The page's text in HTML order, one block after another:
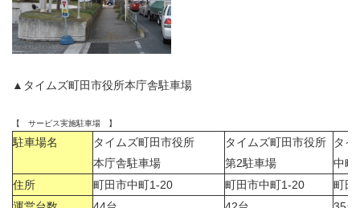
▲タイムズ町田市役所本庁舎駐車場
【 サービス実施駐車場 】
駐車場名
タイムズ町田市役所
本庁舎駐車場
タイムズ町田市役所
第2駐車場
タイ
中町
住所
町田市中町1-20 町田市中町1-20
町田